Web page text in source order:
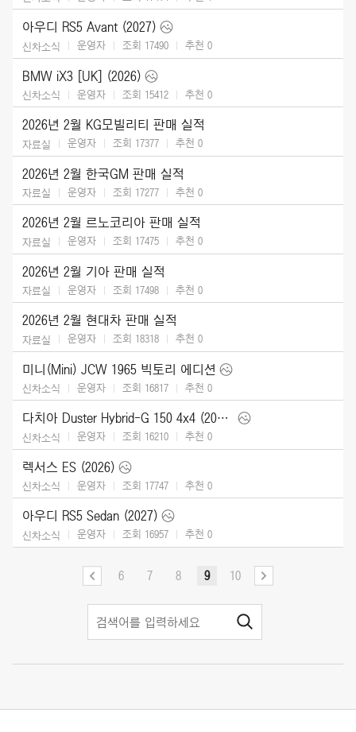
아우디 RS5 Avant (2027)
신차소식 운영자 조회 17490 추천 0
BMW iX3 [UK] (2026)
신차소식 운영자 조회 15412 추천 0
2026년 2월 KG모빌리티 판매 실적
자료실 운영자 조회 17377 추천 0
2026년 2월 한국GM 판매 실적
자료실 운영자 조회 17277 추천 0
2026년 2월 르노코리아 판매 실적
자료실 운영자 조회 17475 추천 0
2026년 2월 기아 판매 실적
자료실 운영자 조회 17498 추천 0
2026년 2월 현대차 판매 실적
자료실 운영자 조회 18318 추천 0
미니(Mini) JCW 1965 빅토리 에디션
신차소식 운영자 조회 16817 추천 0
다치아 Duster Hybrid-G 150 4x4 (2026)
신차소식 운영자 조회 16210 추천 0
렉서스 ES (2026)
신차소식 운영자 조회 17747 추천 0
아우디 RS5 Sedan (2027)
신차소식 운영자 조회 16957 추천 0
6 7 8 9 10